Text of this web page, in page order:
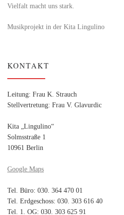
Vielfalt macht uns stark.
Musikprojekt in der Kita Lingulino
KONTAKT
Leitung: Frau K. Strauch
Stellvertretung: Frau V. Glavurdic
Kita „Lingulino“
Solmsstraße 1
10961 Berlin
Google Maps
Tel. Büro: 030. 364 470 01
Tel. Erdgeschoss: 030. 303 616 40
Tel. 1. OG: 030. 303 625 91